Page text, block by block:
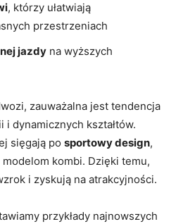
, którzy ułatwiają
przestrzeniach
jazdy na wyższych
zauważalna⁢ jest tendencja
i dynamicznych​ kształtów.
sięgają po sportowy design,
kombi. Dzięki temu,
i zyskują na atrakcyjności.
przykłady najnowszych